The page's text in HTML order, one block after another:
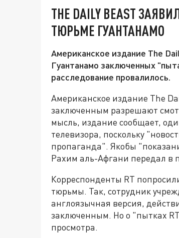
THE DAILY BEAST
ТЮРЬМЕ ГУАНТАНАМО
Американское издание The
Гуантанамо заключенных
расследование провалилось.
Американское издание The
заключенным разрешают
мысль, издание сообщает,
телевизора, поскольку
пропаганда". Якобы
Рахим аль-Афгани передал в
Корреспонденты RT
тюрьмы. Так, сотрудник
англоязычная версия,
заключенным. Но о "пытках
просмотра.